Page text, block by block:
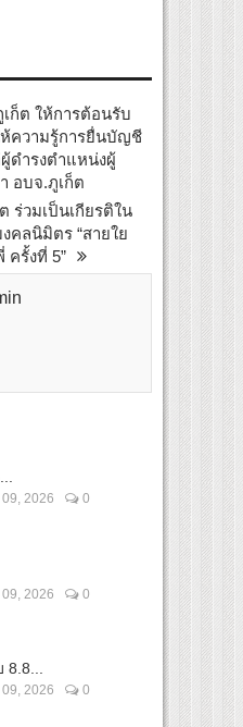
ก็ต ให้การต้อนรับ
ความรู้การยื่นบัญชี
ดำรงตำแหน่งผู้
อบจ.ภูเก็ต
ร่วมเป็นเกียรติใน
คลนิมิตร “สายใย
ครั้งที่ 5”
2026 0
2026 0
2026 0